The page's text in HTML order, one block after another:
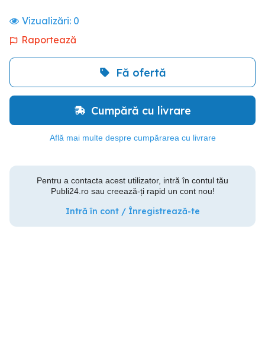
Vizualizări: 0
Raportează
Fă ofertă
Cumpără cu livrare
Află mai multe despre cumpărarea cu livrare
Pentru a contacta acest utilizator, intră în contul tău
Publi24.ro sau creează-ți rapid un cont nou!
Intră în cont / Înregistrează-te